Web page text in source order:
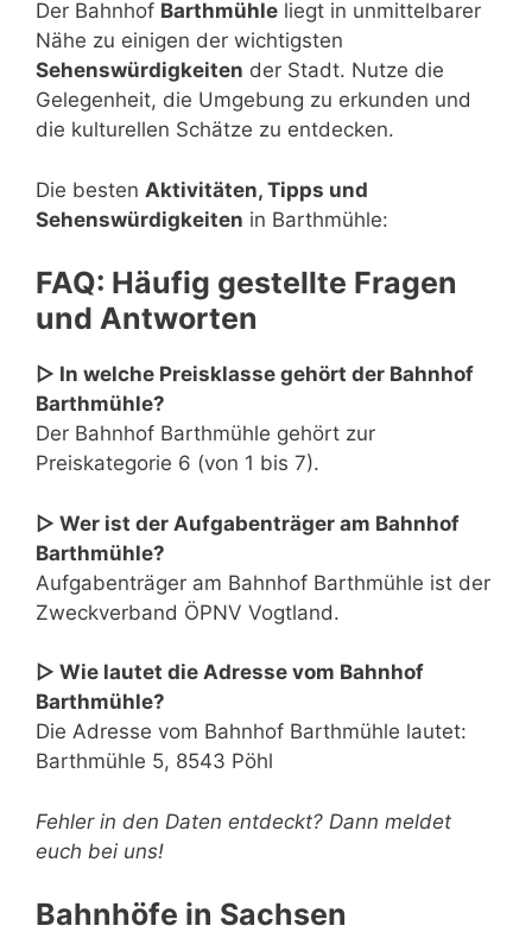
Der Bahnhof Barthmühle liegt in unmittelbarer
Nähe zu einigen der wichtigsten
Sehenswürdigkeiten der Stadt. Nutze die
Gelegenheit, die Umgebung zu erkunden und
die kulturellen Schätze zu entdecken.
Die besten Aktivitäten, Tipps und
Sehenswürdigkeiten in Barthmühle:
FAQ: Häufig gestellte Fragen
und Antworten
▷ In welche Preisklasse gehört der Bahnhof
Barthmühle?
Der Bahnhof Barthmühle gehört zur
Preiskategorie 6 (von 1 bis 7).
▷ Wer ist der Aufgabenträger am Bahnhof
Barthmühle?
Aufgabenträger am Bahnhof Barthmühle ist der
Zweckverband ÖPNV Vogtland.
▷ Wie lautet die Adresse vom Bahnhof
Barthmühle?
Die Adresse vom Bahnhof Barthmühle lautet:
Barthmühle 5, 8543 Pöhl
Fehler in den Daten entdeckt? Dann meldet
euch bei uns!
Bahnhöfe in Sachsen